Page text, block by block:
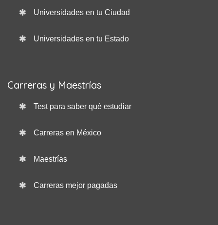
Universidades en tu Ciudad
Universidades en tu Estado
Carreras y Maestrías
Test para saber qué estudiar
Carreras en México
Maestrías
Carreras mejor pagadas